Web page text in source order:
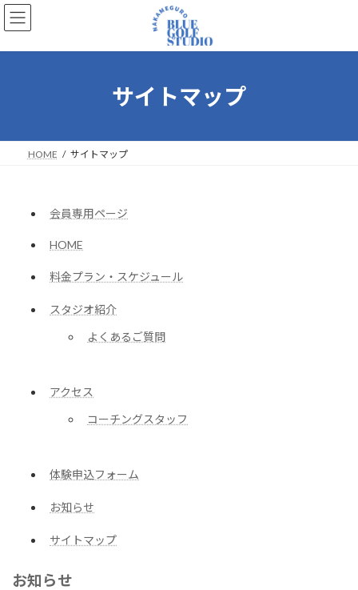
コ
ン
ン
ナ
ビ
ー
サイトマップ
HOME サイトマップ
会員専用ページ
HOME
料金プラン・スケジュール
スタジオ紹介
よくあるご質問
アクセス
コーチングスタッフ
体験申込フォーム
お知らせ
サイトマップ
お知らせ